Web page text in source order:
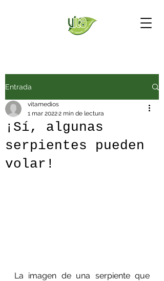
Entrada
¡Sí, algunas
serpientes pueden
volar!
vitamedios
1 mar 20222 min de lectura
La imagen de una serpiente que